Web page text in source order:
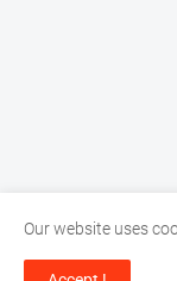
Our website uses